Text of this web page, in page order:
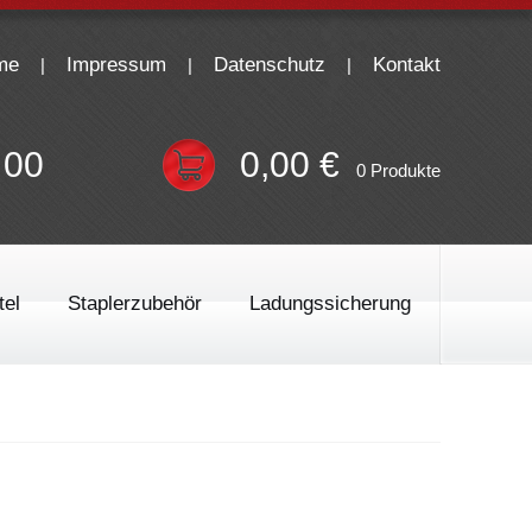
Impressum Datenschutz Kontakt
0,00 € 0 Produkte
Staplerzubehör Ladungssicherung